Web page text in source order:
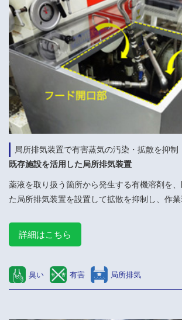
局所排気装置で有害蒸気の汚染・拡散を抑制
既存施設を活用した局所排気装置
薬液を取り扱う箇所から発生する有機溶剤を
た局所排気装置を設置して拡散を抑制し、作業
詳細はこちら
臭い 有害 局所排気